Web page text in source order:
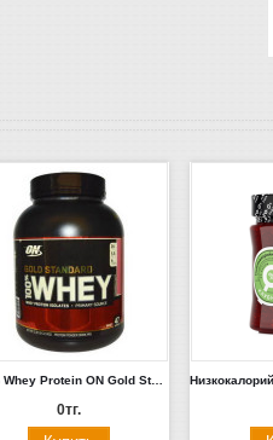
100% Whey Protein ON Gold Standard 1.5кг. Шоколад с арахисом
0тг.